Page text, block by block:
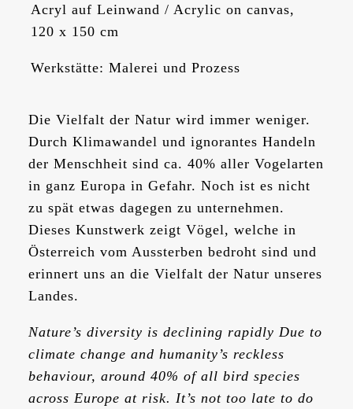
Acryl auf Leinwand / Acrylic on canvas,
120 x 150 cm
Werkstätte: Malerei und Prozess
Die Vielfalt der Natur wird immer weniger.
Durch Klimawandel und ignorantes Handeln
der Menschheit sind ca. 40% aller Vogelarten
in ganz Europa in Gefahr. Noch ist es nicht
zu spät etwas dagegen zu unternehmen.
Dieses Kunstwerk zeigt Vögel, welche in
Österreich vom Aussterben bedroht sind und
erinnert uns an die Vielfalt der Natur unseres
Landes.
Nature’s diversity is declining rapidly Due to
climate change and humanity’s reckless
behaviour, around 40% of all bird species
across Europe at risk. It’s not too late to do